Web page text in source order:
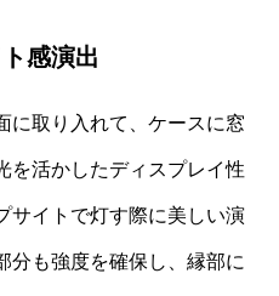
感演出
に取り入れて、ケースに窓
を活かしたディスプレイ性
サイトで灯す際に美しい演
分も強度を確保し、縁部に